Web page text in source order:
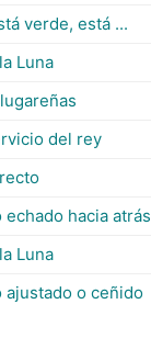
verde, está ...
Luna
del rey
hacia atrás
Luna
ajustado o ceñido